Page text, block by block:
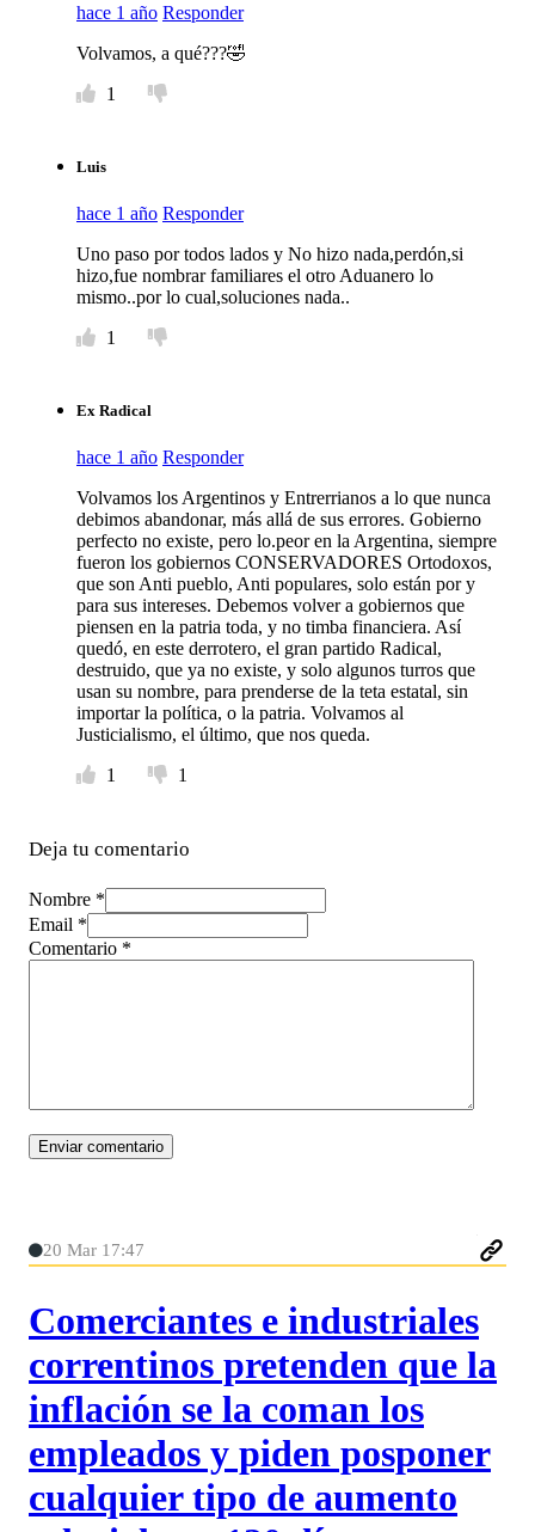
hace 1 año Responder
Volvamos, a qué???🤣
1
Luis
hace 1 año Responder
Uno paso por todos lados y No hizo nada,perdón,si
hizo,fue nombrar familiares el otro Aduanero lo
mismo..por lo cual,soluciones nada..
1
Ex Radical
hace 1 año Responder
Volvamos los Argentinos y Entrerrianos a lo que nunca
debimos abandonar, más allá de sus errores. Gobierno
perfecto no existe, pero lo.peor en la Argentina, siempre
fueron los gobiernos CONSERVADORES Ortodoxos,
que son Anti pueblo, Anti populares, solo están por y
para sus intereses. Debemos volver a gobiernos que
piensen en la patria toda, y no timba financiera. Así
quedó, en este derrotero, el gran partido Radical,
destruido, que ya no existe, y solo algunos turros que
usan su nombre, para prenderse de la teta estatal, sin
importar la política, o la patria. Volvamos al
Justicialismo, el último, que nos queda.
1
1
Deja tu comentario
Nombre *
Email *
Comentario *
20 Mar 17:47
Comerciantes e industriales
correntinos pretenden que la
inflación se la coman los
empleados y piden posponer
cualquier tipo de aumento